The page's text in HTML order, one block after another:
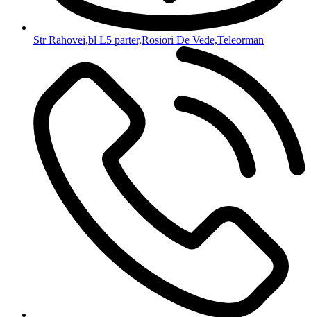
Str Rahovei,bl L5 parter,Rosiori De Vede,Teleorman